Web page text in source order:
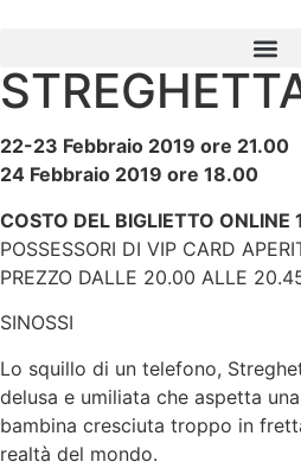
22-23 Febbraio 2019 ore 21.00
24 Febbraio 2019 ore 18.00
COSTO DEL BIGLIETTO
POSSESSORI DI VIP CARD
PREZZO DALLE 20.00 ALLE
SINOSSI
Lo squillo di un telefono,
delusa e umiliata che aspetta
bambina cresciuta troppo in
realtà del mondo.